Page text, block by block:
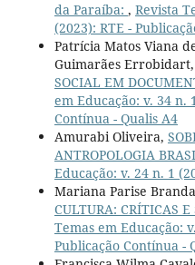
da Paraíba: , Revista
(2023): RTE -
Patrícia Matos Viana
Guimarães Errobidart,
SOCIAL EM
em Educação: v. 34 n.
Contínua - Qualis A4
Amurabi Oliveira,
ANTROPOLOGIA
Educação: v. 24 n. 1
Mariana Parise
CULTURA: CRÍTICAS
Temas em Educação:
Publicação Contínua -